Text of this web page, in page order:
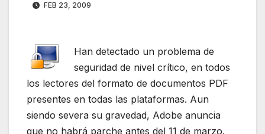
FEB 23, 2009
Han detectado un problema de
seguridad de nivel crítico, en todos
los lectores del formato de documentos PDF
presentes en todas las plataformas. Aun
siendo severa su gravedad, Adobe anuncia
que no habrá parche antes del 11 de marzo.